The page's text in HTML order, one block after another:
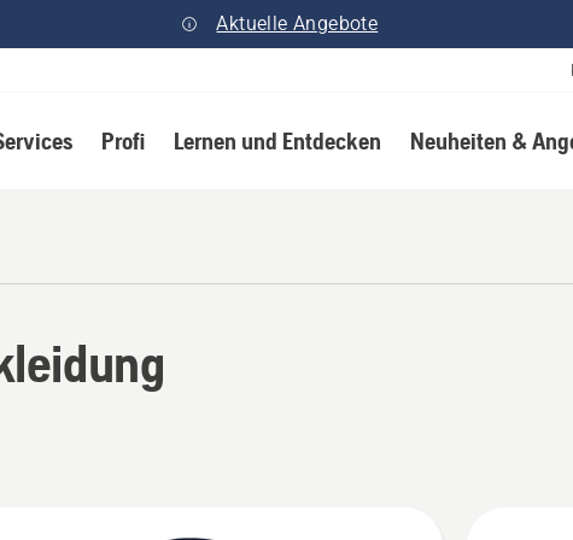
Aktuelle Angebote
Profi Lernen und Entdecken Neuheiten &